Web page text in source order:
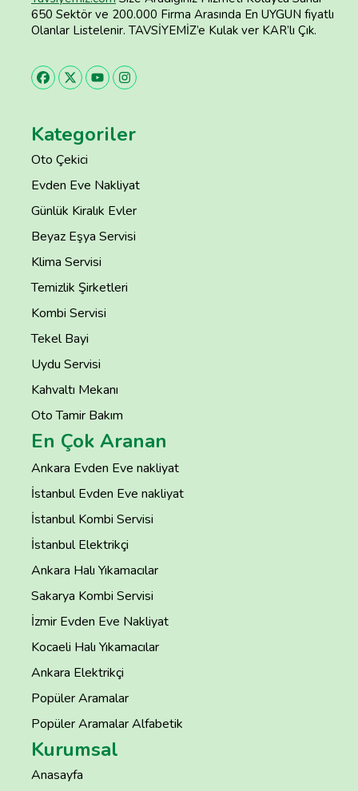
650 Sektör ve 200.000 Firma Arasında En UYGUN fiyatlı
Olanlar Listelenir. TAVSİYEMİZ’e Kulak ver KAR’lı Çık.
Kategoriler
Oto Çekici
Evden Eve Nakliyat
Günlük Kiralık Evler
Beyaz Eşya Servisi
Klima Servisi
Temizlik Şirketleri
Kombi Servisi
Tekel Bayi
Uydu Servisi
Kahvaltı Mekanı
Oto Tamir Bakım
En Çok Aranan
Ankara Evden Eve nakliyat
İstanbul Evden Eve nakliyat
İstanbul Kombi Servisi
İstanbul Elektrikçi
Ankara Halı Yıkamacılar
Sakarya Kombi Servisi
İzmir Evden Eve Nakliyat
Kocaeli Halı Yıkamacılar
Ankara Elektrikçi
Popüler Aramalar
Popüler Aramalar Alfabetik
Kurumsal
Anasayfa